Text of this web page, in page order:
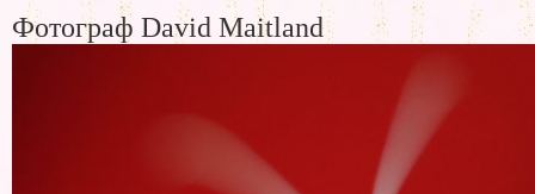
Фотограф David Maitland